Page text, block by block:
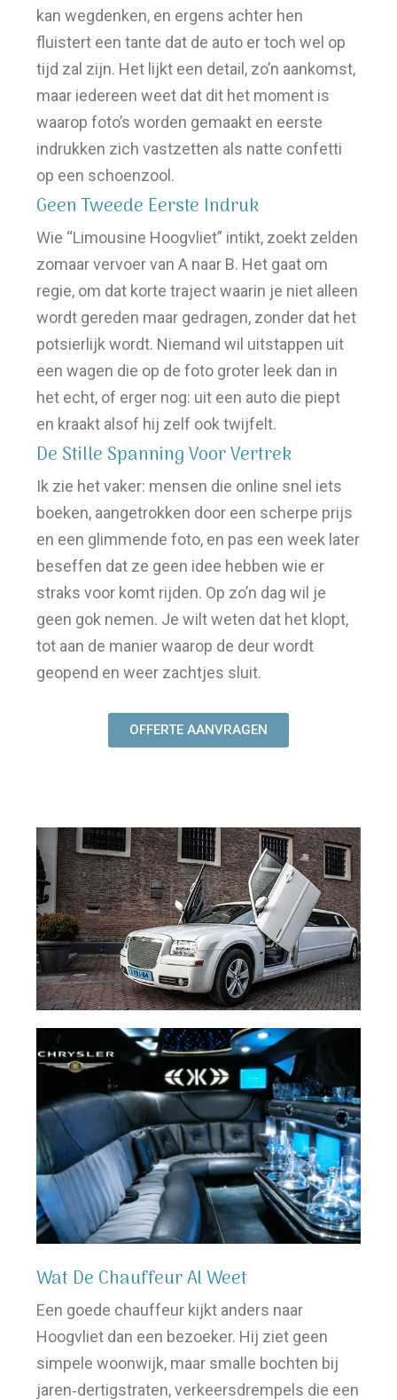
kan wegdenken, en ergens achter hen
fluistert een tante dat de auto er toch wel op
tijd zal zijn. Het lijkt een detail, zo’n aankomst,
maar iedereen weet dat dit het moment is
waarop foto’s worden gemaakt en eerste
indrukken zich vastzetten als natte confetti
op een schoenzool.
Geen Tweede Eerste Indruk
Wie “Limousine Hoogvliet” intikt, zoekt zelden
zomaar vervoer van A naar B. Het gaat om
regie, om dat korte traject waarin je niet alleen
wordt gereden maar gedragen, zonder dat het
potsierlijk wordt. Niemand wil uitstappen uit
een wagen die op de foto groter leek dan in
het echt, of erger nog: uit een auto die piept
en kraakt alsof hij zelf ook twijfelt.
De Stille Spanning Voor Vertrek
Ik zie het vaker: mensen die online snel iets
boeken, aangetrokken door een scherpe prijs
en een glimmende foto, en pas een week later
beseffen dat ze geen idee hebben wie er
straks voor komt rijden. Op zo’n dag wil je
geen gok nemen. Je wilt weten dat het klopt,
tot aan de manier waarop de deur wordt
geopend en weer zachtjes sluit.
OFFERTE AANVRAGEN
Wat De Chauffeur Al Weet
Een goede chauffeur kijkt anders naar
Hoogvliet dan een bezoeker. Hij ziet geen
simpele woonwijk, maar smalle bochten bij
jaren‑dertigstraten, verkeersdrempels die een